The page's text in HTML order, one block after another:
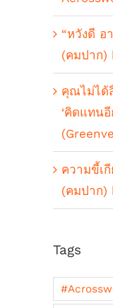
“หวังดี อ
(คมปาก)
คุณไม่ได้
‘คิดแทน
ความขี้เ
(คมปาก)
Tags